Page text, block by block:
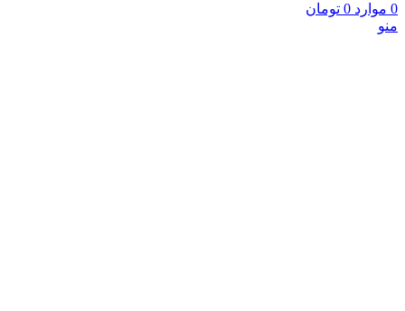
0 موارد 0 تومان
منو